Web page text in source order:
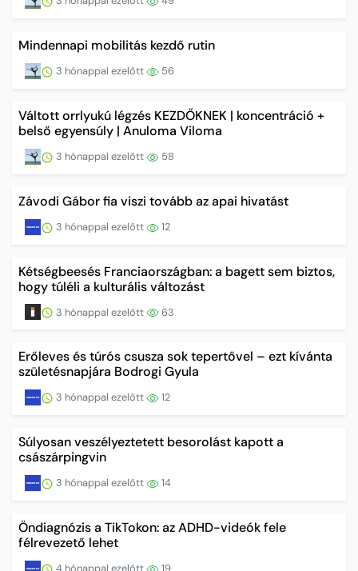
Mindennapi mobilitás kezdő rutin
3 hónappal ezelőtt 56
Váltott orrlyukú légzés KEZDŐKNEK | koncentráció +
belső egyensúly | Anuloma Viloma
3 hónappal ezelőtt 58
Závodi Gábor fia viszi tovább az apai hivatást
3 hónappal ezelőtt 12
Kétségbeesés Franciaországban: a bagett sem biztos,
hogy túléli a kulturális változást
3 hónappal ezelőtt 63
Erőleves és túrós csusza sok tepertővel – ezt kívánta
születésnapjára Bodrogi Gyula
3 hónappal ezelőtt 12
Súlyosan veszélyeztetett besorolást kapott a
császárpingvin
3 hónappal ezelőtt 14
Öndiagnózis a TikTokon: az ADHD-videók fele
félrevezető lehet
4 hónappal ezelőtt 19